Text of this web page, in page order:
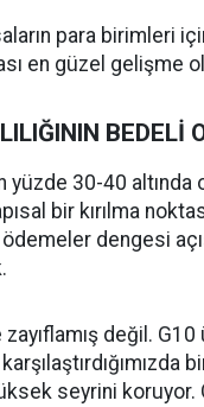
para birimleri
en güzel gelişme
BEDELİ
yüzde 30-40 altında
bir kırılma
ödemeler dengesi
değil.
seyrini